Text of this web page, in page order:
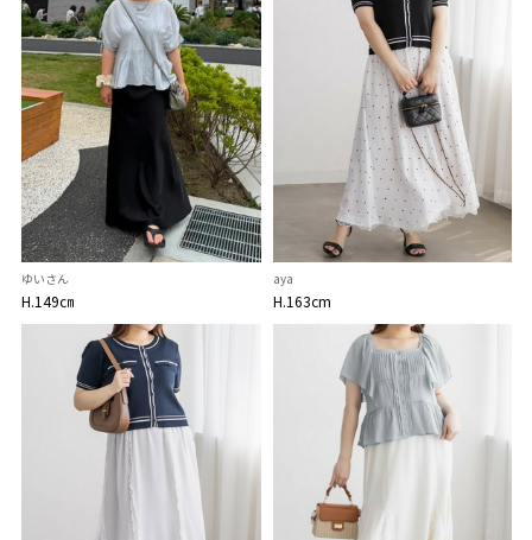
ゆいさん
H.149㎝
aya
H.163cm